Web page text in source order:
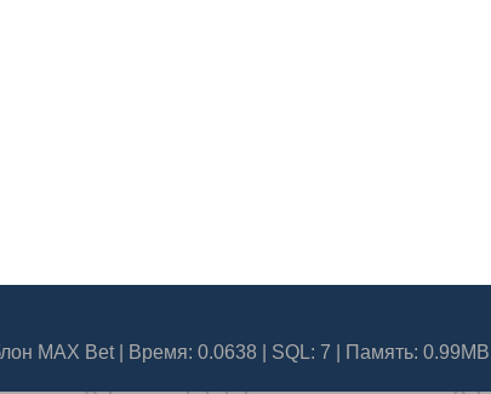
MAX Bet| Время: 0.0638 | SQL: 7 | Память: 0.99MB